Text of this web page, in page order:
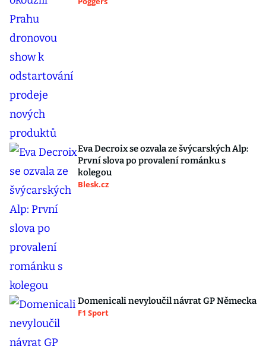
Eva Decroix se ozvala ze švýcarských Alp:
První slova po provalení románku s
kolegou
Blesk.cz
Domenicali nevyloučil návrat GP Německa
F1 Sport